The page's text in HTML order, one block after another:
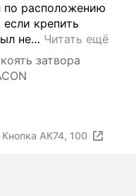
по расположению
крепить
не… Читать ещё
затвора
АК74, 100